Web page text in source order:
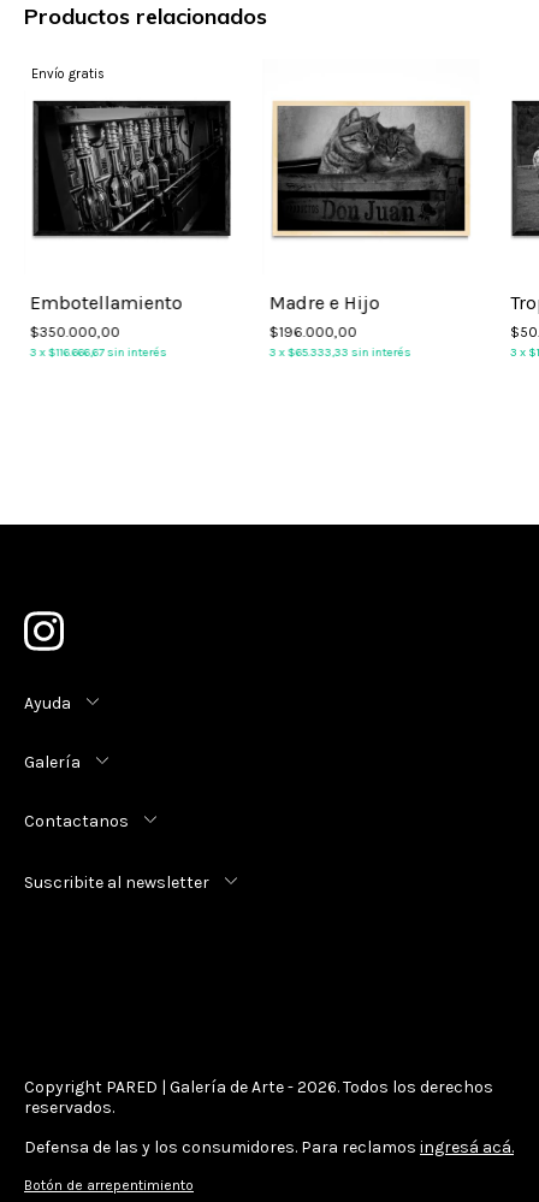
Productos relacionados
Envío gratis
Embotellamiento
$350.000,00
3 x$116.666,67sin interés
Madre e Hijo
$196.000,00
3 x$65.333,33 sin interés 3 x
Ayuda
Galería
Contactanos
Suscribite al newsletter
Copyright PARED | Galería de Arte - 2026. Todos los derechos
reservados.
Defensa de las y los consumidores. Para reclamos ingresá acá.
Botón de arrepentimiento